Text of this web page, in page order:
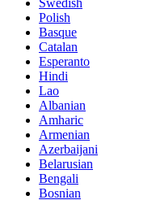
Polish
Basque
Catalan
Esperanto
Hindi
Lao
Albanian
Amharic
Armenian
Azerbaijani
Belarusian
Bengali
Bosnian